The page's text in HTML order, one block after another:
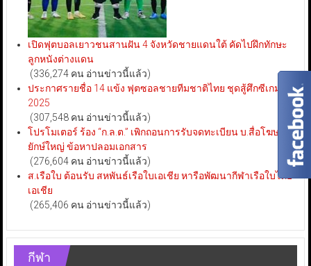
เปิดฟุตบอลเยาวชนสานฝัน 4 จังหวัดชายแดนใต้ คัดไปฝึกทักษะ
ลูกหนังต่างแดน
(336,274 คน อ่านข่าวนี้แล้ว)
ประกาศรายชื่อ 14 แข้ง ฟุตซอลชายทีมชาติไทย ชุดสู้ศึกซีเกมส์
2025
(307,548 คน อ่านข่าวนี้แล้ว)
โปรโมเตอร์ ร้อง “ก.ล.ต.” เพิกถอนการรับจดทะเบียน บ.สื่อโฆษณา
ยักษ์ใหญ่ ข้อหาปลอมเอกสาร
(276,604 คน อ่านข่าวนี้แล้ว)
ส.เรือใบ ต้อนรับ สหพันธ์เรือใบเอเชีย หารือพัฒนากีฬาเรือใบไทย-
เอเชีย
(265,406 คน อ่านข่าวนี้แล้ว)
กีฬา